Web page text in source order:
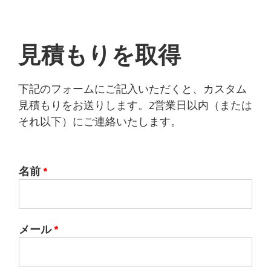
見積もりを取得
下記のフォームにご記入いただくと、カスタム
見積もりをお送りします。2営業日以内（または
それ以下）にご連絡いたします。
名前*
メール*